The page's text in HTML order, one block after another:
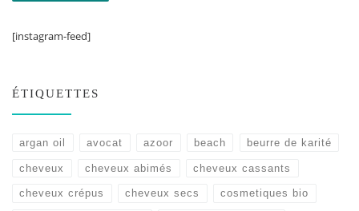
[instagram-feed]
ÉTIQUETTES
argan oil avocat azoor beach beurre de karité
cheveux cheveux abimés cheveux cassants
cheveux crépus cheveux secs cosmetiques bio